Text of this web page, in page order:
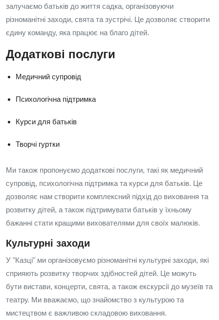
залучаємо батьків до життя садка, організовуючи
різноманітні заходи, свята та зустрічі. Це дозволяє створити
єдину команду, яка працює на благо дітей.
Додаткові послуги
Медичний супровід
Психологічна підтримка
Курси для батьків
Творчі гуртки
Ми також пропонуємо додаткові послуги, такі як медичний
супровід, психологічна підтримка та курси для батьків. Це
дозволяє нам створити комплексний підхід до виховання та
розвитку дітей, а також підтримувати батьків у їхньому
бажанні стати кращими вихователями для своїх малюків.
Культурні заходи
У "Казці" ми організовуємо різноманітні культурні заходи, які
сприяють розвитку творчих здібностей дітей. Це можуть
бути вистави, концерти, свята, а також екскурсії до музеїв та
театру. Ми вважаємо, що знайомство з культурою та
мистецтвом є важливою складовою виховання.